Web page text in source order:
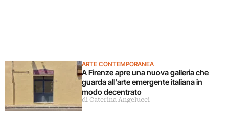
ARTE CONTEMPORANEA
A Firenze apre una nuova galleria che
guarda all’arte emergente italiana in
modo decentrato
di Caterina Angelucci